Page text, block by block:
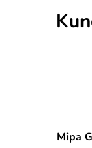
Mipa